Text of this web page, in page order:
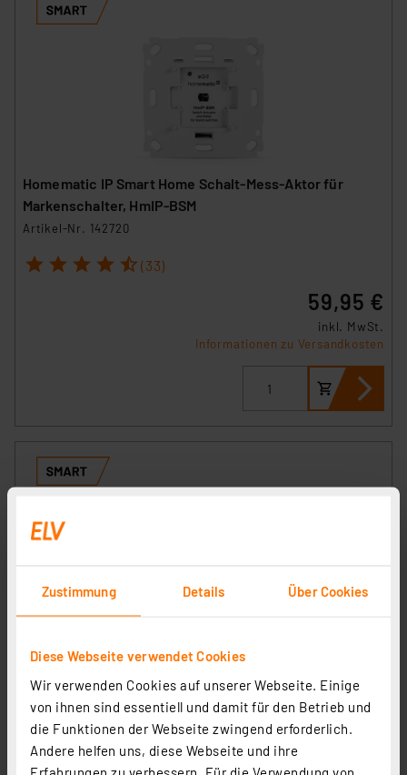
Zustimmung Details Über Cookies
Diese Webseite verwendet Cookies
Wir verwenden Cookies auf unserer Webseite. Einige
von ihnen sind essentiell und damit für den Betrieb und
die Funktionen der Webseite zwingend erforderlich.
Andere helfen uns, diese Webseite und ihre
Erfahrungen zu verbessern. Für die Verwendung von
Homematic IP Smart Home Schalt-Mess-Aktor für
Markenschalter, HmIP-BSM
Artikel-Nr. 142720
1 2 3 4 5 (33)
59,95 €
inkl. MwSt.
Informationen zu Versandkosten
WRC6
Artikel-Nr. 142308
2 3 4 5 (21)